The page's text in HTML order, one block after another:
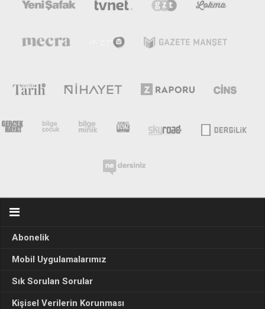
Abonelik
Mobil Uygulamalarımız
Sık Sorulan Sorular
Kişisel Verilerin Korunması